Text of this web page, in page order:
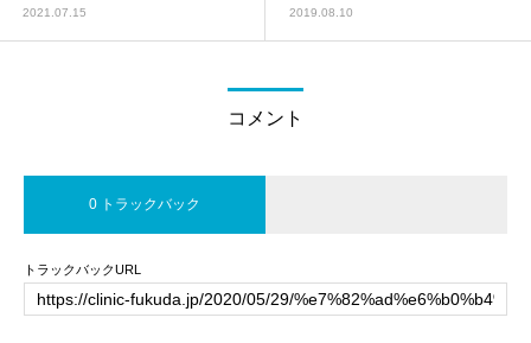
2021.07.15 2019.08.10
コメント
0 トラックバック
トラックバックURL